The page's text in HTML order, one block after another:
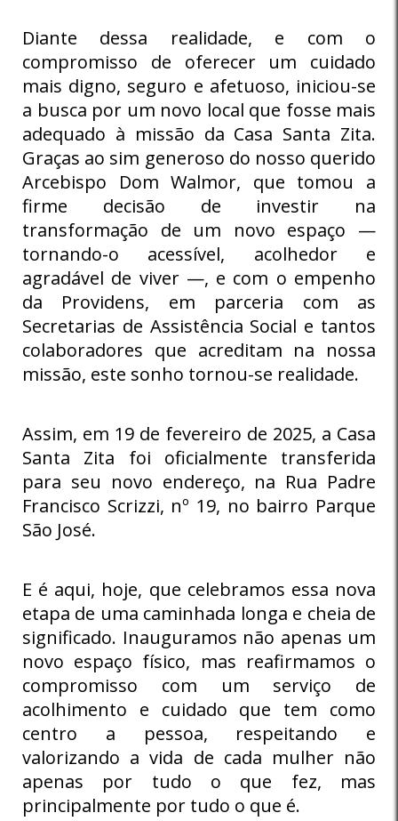
Diante dessa realidade, e com o
compromisso de oferecer um cuidado
mais digno, seguro e afetuoso, iniciou-se
a busca por um novo local que fosse mais
adequado à missão da Casa Santa Zita.
Graças ao sim generoso do nosso querido
Arcebispo Dom Walmor, que tomou a
firme decisão de investir na
transformação de um novo espaço —
tornando-o acessível, acolhedor e
agradável de viver —, e com o empenho
da Providens, em parceria com as
Secretarias de Assistência Social e tantos
colaboradores que acreditam na nossa
missão, este sonho tornou-se realidade.
Assim, em 19 de fevereiro de 2025, a Casa
Santa Zita foi oficialmente transferida
para seu novo endereço, na Rua Padre
Francisco Scrizzi, nº 19, no bairro Parque
São José.
E é aqui, hoje, que celebramos essa nova
etapa de uma caminhada longa e cheia de
significado. Inauguramos não apenas um
novo espaço físico, mas reafirmamos o
compromisso com um serviço de
acolhimento e cuidado que tem como
centro a pessoa, respeitando e
valorizando a vida de cada mulher não
apenas por tudo o que fez, mas
principalmente por tudo o que é.